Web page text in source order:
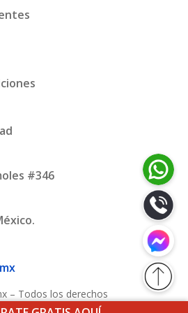
#346
– Todos los derechos